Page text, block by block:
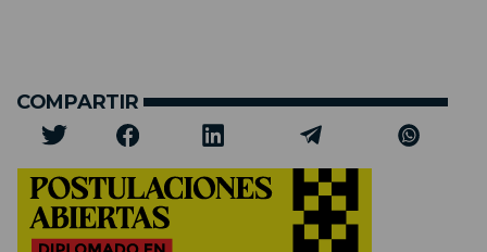
COMPARTIR